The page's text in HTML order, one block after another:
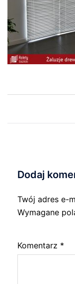
Dodaj
Twój adres e-
Wymagane
Komentarz *